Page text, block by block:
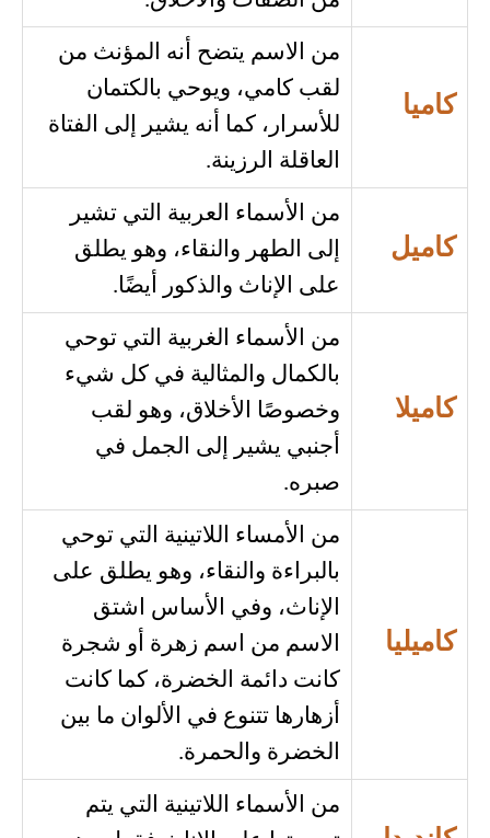
كاميا
من الاسم يتضح أنه المؤنث من
لقب كامي، ويوحي بالكتمان
للأسرار، كما أنه يشير إلى الفتاة
العاقلة الرزينة.
كاميل
من الأسماء العربية التي تشير
إلى الطهر والنقاء، وهو يطلق
على الإناث والذكور أيضًا.
كاميلا
من الأسماء الغربية التي توحي
بالكمال والمثالية في كل شيء
وخصوصًا الأخلاق، وهو لقب
أجنبي يشير إلى الجمل في
صبره.
كاميليا
من الأمساء اللاتينية التي توحي
بالبراءة والنقاء، وهو يطلق على
الإناث، وفي الأساس اشتق
الاسم من اسم زهرة أو شجرة
كانت دائمة الخضرة، كما كانت
أزهارها تتنوع في الألوان ما بين
الخضرة والحمرة.
من الأسماء اللاتينية التي يتم